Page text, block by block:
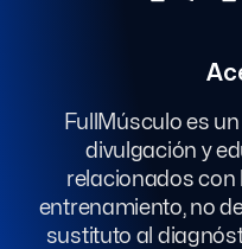
FullMúsculo es
divulgación y
relacionados con
entrenamiento, no
sustituto al